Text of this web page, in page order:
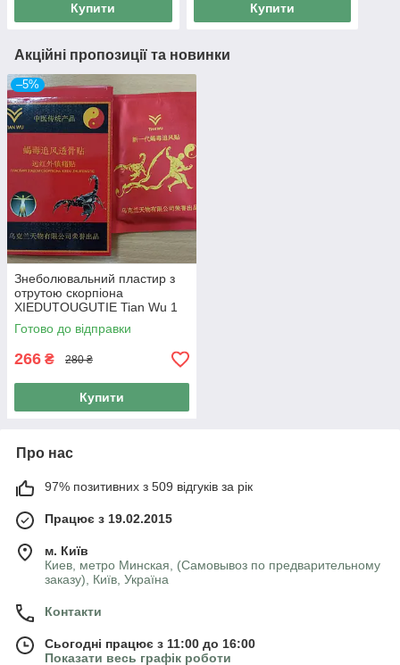
Купити Купити
Акційні пропозиції та новинки
–5%
Знеболювальний пластир з
отрутою скорпіона
XIEDUTOUGUTIE Tian Wu 1
пакет x 8 пластирів.
Готово до відправки
266 ₴ 280 ₴
Купити
Про нас
97% позитивних з 509 відгуків за рік
Працює з 19.02.2015
м. Київ
Киев, метро Минская, (Самовывоз по предварительному
заказу), Київ, Україна
Контакти
Сьогодні працює з 11:00 до 16:00
Показати весь графік роботи